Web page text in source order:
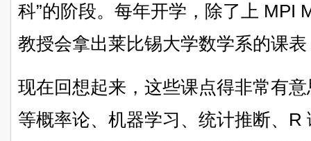
科”的阶段。每年开学，除了上 MPI
教授会拿出莱比锡大学数学系的课表
现在回想起来，这些课点得非常有
等概率论、机器学习、统计推断、R